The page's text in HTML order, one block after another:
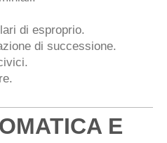
di esproprio.
di successione.
E